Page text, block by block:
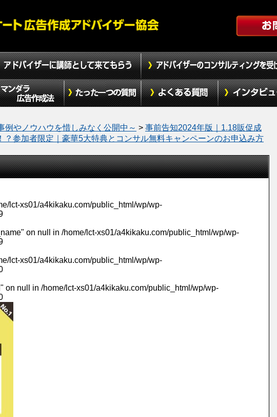
例やノウハウを惜しみなく公開中～ > 事前告知2024年版｜1.18販促成
参加者限定｜豪華5大特典とコンサル無料キャンペーンのお申込み方
lct-xs01/a4kikaku.com/public_html/wp/wp-
on null in /home/lct-xs01/a4kikaku.com/public_html/wp/wp-
lct-xs01/a4kikaku.com/public_html/wp/wp-
on null in /home/lct-xs01/a4kikaku.com/public_html/wp/wp-